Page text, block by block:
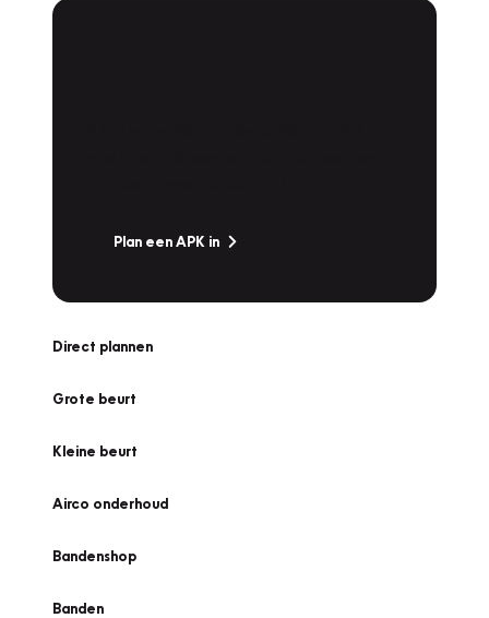
Plan een APK in
Direct plannen
Grote beurt
Kleine beurt
Airco onderhoud
Bandenshop
Banden